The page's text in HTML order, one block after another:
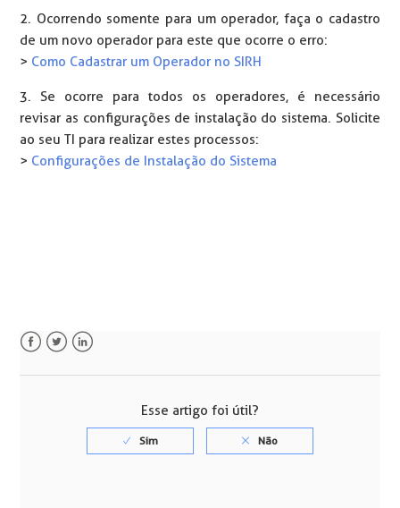
2. Ocorrendo somente para um operador, faça o cadastro
de um novo operador para este que ocorre o erro:
> Como Cadastrar um Operador no SIRH
3. Se ocorre para todos os operadores, é necessário
revisar as configurações de instalação do sistema. Solicite
ao seu TI para realizar estes processos:
> Configurações de Instalação do Sistema
Esse artigo foi útil?